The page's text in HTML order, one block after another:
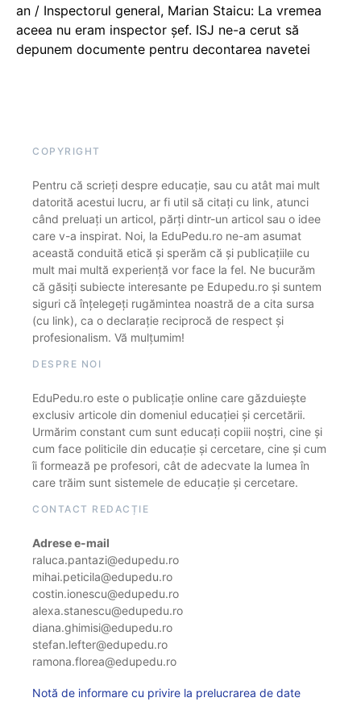
an / Inspectorul general, Marian Staicu: La vremea
aceea nu eram inspector șef. ISJ ne-a cerut să
depunem documente pentru decontarea navetei
COPYRIGHT
Pentru că scrieți despre educație, sau cu atât mai mult
datorită acestui lucru, ar fi util să citați cu link, atunci
când preluați un articol, părți dintr-un articol sau o idee
care v-a inspirat. Noi, la EduPedu.ro ne-am asumat
această conduită etică și sperăm că și publicațiile cu
mult mai multă experiență vor face la fel. Ne bucurăm
că găsiți subiecte interesante pe Edupedu.ro și suntem
siguri că înțelegeți rugămintea noastră de a cita sursa
(cu link), ca o declarație reciprocă de respect și
profesionalism. Vă mulțumim!
DESPRE NOI
EduPedu.ro este o publicație online care găzduiește
exclusiv articole din domeniul educației și cercetării.
Urmărim constant cum sunt educați copiii noștri, cine și
cum face politicile din educație și cercetare, cine și cum
îi formează pe profesori, cât de adecvate la lumea în
care trăim sunt sistemele de educație și cercetare.
CONTACT REDACȚIE
Adrese e-mail
raluca.pantazi@edupedu.ro
mihai.peticila@edupedu.ro
costin.ionescu@edupedu.ro
alexa.stanescu@edupedu.ro
diana.ghimisi@edupedu.ro
stefan.lefter@edupedu.ro
ramona.florea@edupedu.ro
Notă de informare cu privire la prelucrarea de date